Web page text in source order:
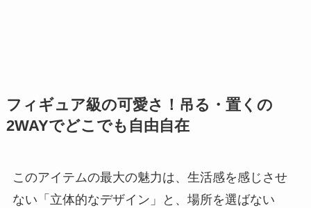
フィギュア級の可愛さ！吊る・置くの
2WAYでどこでも自由自在
このアイテムの最大の魅力は、生活感を感じさせ
ない「立体的なデザイン」と、場所を選ばない